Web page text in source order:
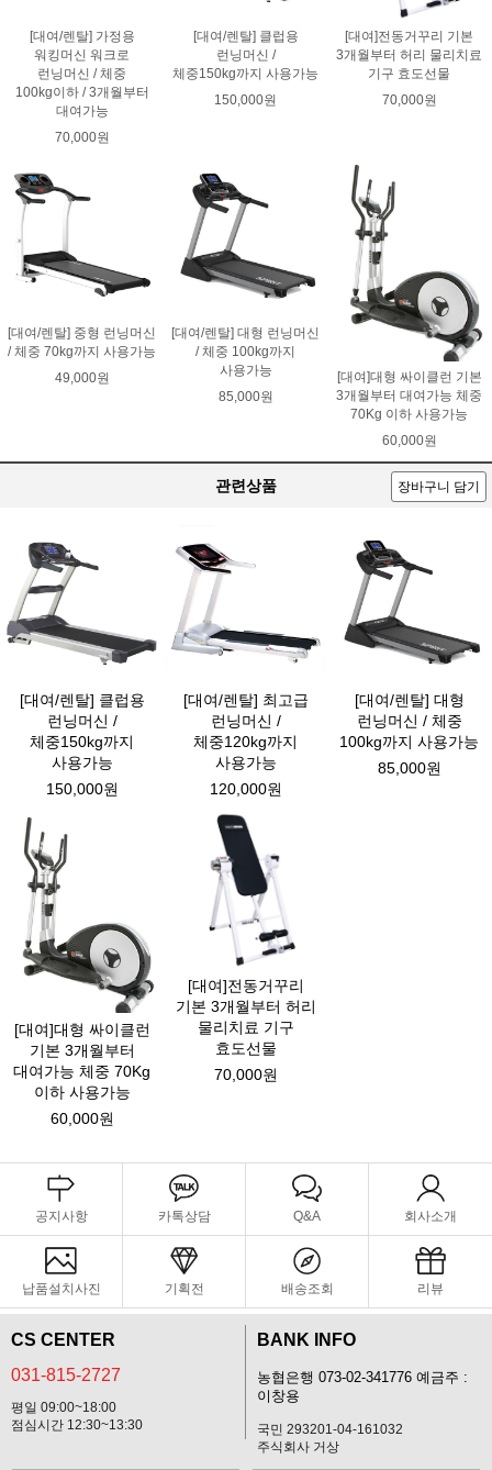
[대여/렌탈] 가정용
워킹머신 워크로
런닝머신 / 체중
100kg이하 / 3개월부터
대여가능
70,000원
[대여/렌탈] 클럽용
런닝머신 /
체중150kg까지 사용가능
150,000원
[대여]전동거꾸리 기본
3개월부터 허리 물리치료
기구 효도선물
70,000원
[대여/렌탈] 중형 런닝머신
/ 체중 70kg까지 사용가능
49,000원
[대여/렌탈] 대형 런닝머신
/ 체중 100kg까지
사용가능
85,000원
[대여]대형 싸이클런 기본
3개월부터 대여가능 체중
70Kg 이하 사용가능
60,000원
관련상품 장바구니 담기
[대여/렌탈] 클럽용
런닝머신 /
체중150kg까지
사용가능
150,000원
[대여/렌탈] 최고급
런닝머신 /
체중120kg까지
사용가능
120,000원
[대여/렌탈] 대형
런닝머신 / 체중
100kg까지 사용가능
85,000원
[대여]대형 싸이클런
기본 3개월부터
대여가능 체중 70Kg
이하 사용가능
60,000원
[대여]전동거꾸리
기본 3개월부터 허리
물리치료 기구
효도선물
70,000원
공지사항 카톡상담 Q&A 회사소개
납품설치사진 기획전 배송조회 리뷰
CS CENTER
031-815-2727
평일 09:00~18:00
점심시간 12:30~13:30
BANK INFO
농협은행 073-02-341776 예금주 :
이창용
국민 293201-04-161032
주식회사 거상